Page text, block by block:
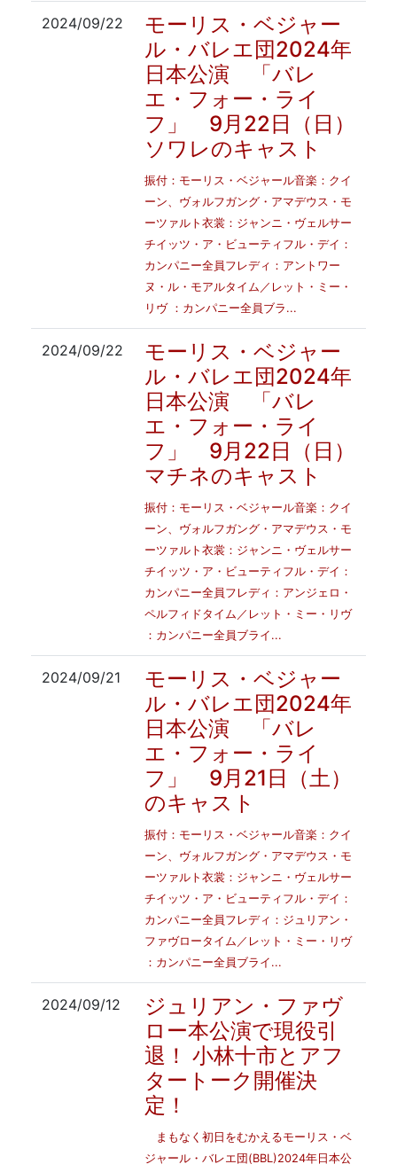
2024/09/22
モーリス・ベジャー
ル・バレエ団2024年
日本公演 「バレ
エ・フォー・ライ
フ」 9月22日（日）
ソワレのキャスト
振付：モーリス・ベジャール音楽：クイ
ーン、ヴォルフガング・アマデウス・モ
ーツァルト衣裳：ジャンニ・ヴェルサー
チイッツ・ア・ビューティフル・デイ：
カンパニー全員フレディ：アントワー
ヌ・ル・モアルタイム／レット・ミー・
リヴ ：カンパニー全員ブラ...
2024/09/22
モーリス・ベジャー
ル・バレエ団2024年
日本公演 「バレ
エ・フォー・ライ
フ」 9月22日（日）
マチネのキャスト
振付：モーリス・ベジャール音楽：クイ
ーン、ヴォルフガング・アマデウス・モ
ーツァルト衣裳：ジャンニ・ヴェルサー
チイッツ・ア・ビューティフル・デイ：
カンパニー全員フレディ：アンジェロ・
ペルフィドタイム／レット・ミー・リヴ
：カンパニー全員ブライ...
2024/09/21
モーリス・ベジャー
ル・バレエ団2024年
日本公演 「バレ
エ・フォー・ライ
フ」 9月21日（土）
のキャスト
振付：モーリス・ベジャール音楽：クイ
ーン、ヴォルフガング・アマデウス・モ
ーツァルト衣裳：ジャンニ・ヴェルサー
チイッツ・ア・ビューティフル・デイ：
カンパニー全員フレディ：ジュリアン・
ファヴロータイム／レット・ミー・リヴ
：カンパニー全員ブライ...
2024/09/12
ジュリアン・ファヴ
ロー本公演で現役引
退！ 小林十市とアフ
タートーク開催決
定！
まもなく初日をむかえるモーリス・ベ
ジャール・バレエ団(BBL)2024年日本公